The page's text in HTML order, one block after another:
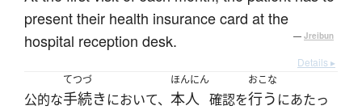
present their health insurance card at the
hospital reception desk.
— Jreibun
Details ▸
公的な
てつづ
手続きにおいて、
ほんにん
本人 確認を
おこな
行う にあたっ